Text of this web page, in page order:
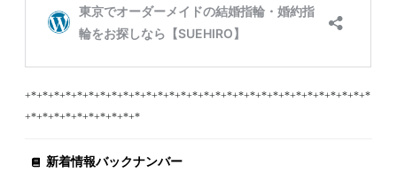
+*+*+*+*+*+*+*+*+*+*+*+*+*+*+*+*+*+*+*+*+*+*+*+*+*+*+*+*+*+*
+*+*+*+*+*+*+*+*+*+*
新着情報バックナンバー